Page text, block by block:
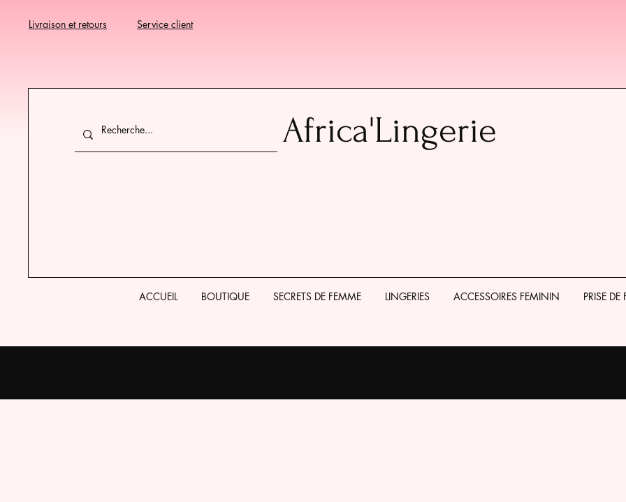
Livraison et retours Service client
Africa'Lingerie
ACCUEIL BOUTIQUE SECRETS DE FEMME LINGERIES ACCESSOIRES FEMININ PRISE